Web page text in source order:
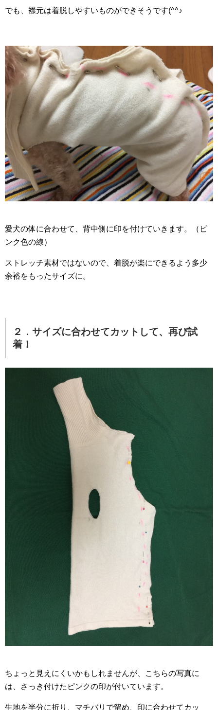
でも、襟元は着脱しやすいものができそうです(^^♪
愛犬の体に合わせて、背中側に印を付けていきます。（ピ
ンク色の線）
ストレッチ素材ではないので、着脱が楽にできるよう多少
余裕をもったサイズに。
２．サイズに合わせてカットして、再び試
着！
ちょっと見えにくいかもしれませんが、こちらの写真に
は、さっき付けたピンクの印が付いています。
生地を半分に折り、マチバリで留め、印に合わせてカッ